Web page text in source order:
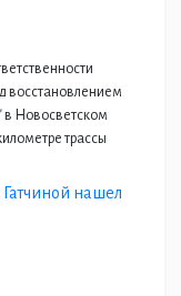
восстановлением
в Новосветском
трассы